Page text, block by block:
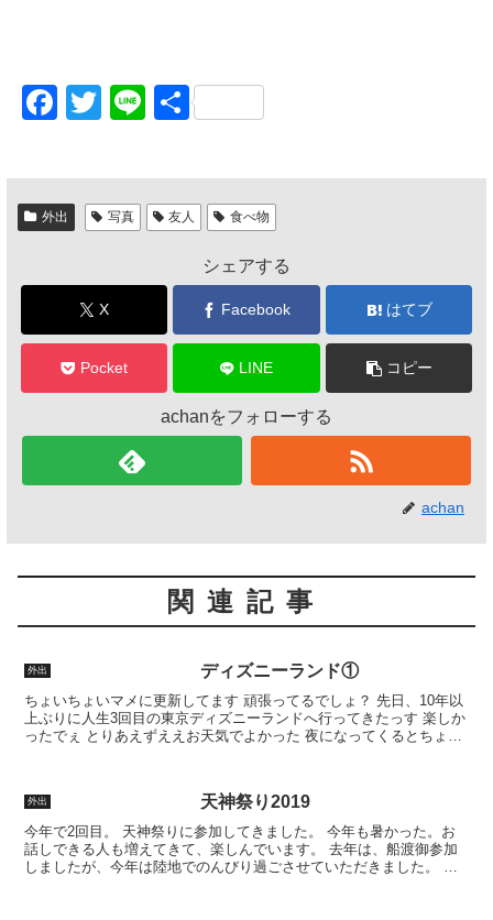
F
c
e
b
o
k
T
tt
er
Li
e
共
外出 写真 友人 食べ物
シェアする
X Facebook はてブ
Pocket LINE コピー
achanをフォローする
achan
関連記事
外出 ディズニーランド①
ちょいちょいマメに更新してます 頑張ってるでしょ？ 先日、10年以
上ぶりに人生3回目の東京ディズニーランドへ行ってきたっす 楽しか
ったでぇ とりあえずええお天気でよかった 夜になってくるとちょい
外出 天神祭り2019
今年で2回目。 天神祭りに参加してきました。 今年も暑かった。お
話しできる人も増えてきて、楽しんでいます。 去年は、船渡御参加
しましたが、今年は陸地でのんびり過ごさせていただきました。 前